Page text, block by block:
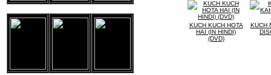
KUCH KUCH HOTA
HAI (IN HINDI)
(DVD)
KUCH